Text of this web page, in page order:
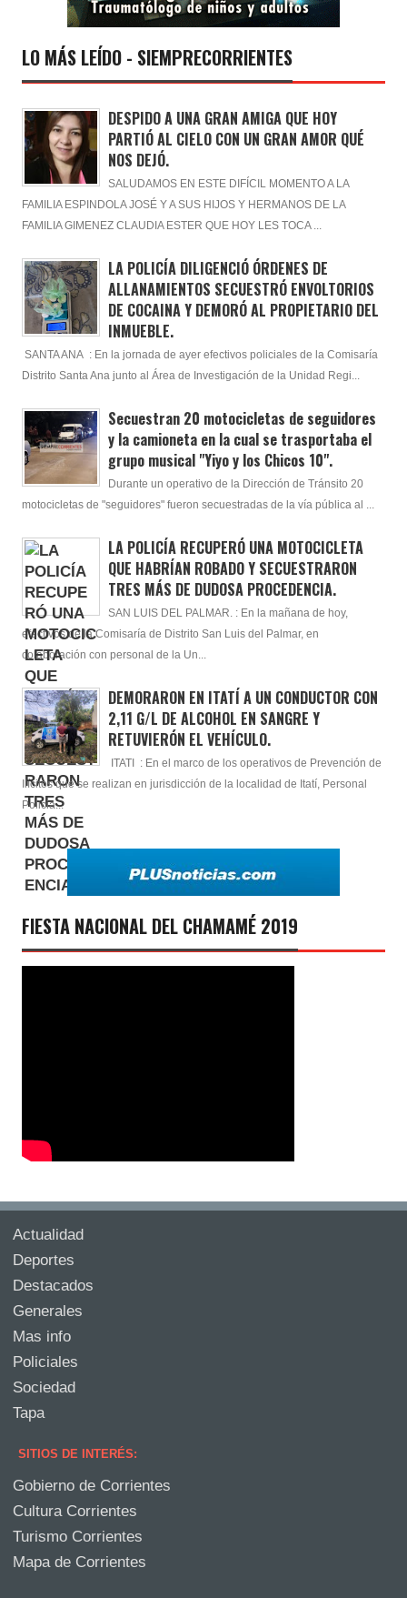
LO MÁS LEÍDO - SIEMPRECORRIENTES
DESPIDO A UNA GRAN AMIGA QUE HOY
PARTIÓ AL CIELO CON UN GRAN AMOR QUÉ
NOS DEJÓ.
SALUDAMOS EN ESTE DIFÍCIL MOMENTO A LA
FAMILIA ESPINDOLA JOSÉ Y A SUS HIJOS Y HERMANOS DE LA
FAMILIA GIMENEZ CLAUDIA ESTER QUE HOY LES TOCA ...
LA POLICÍA DILIGENCIÓ ÓRDENES DE
ALLANAMIENTOS SECUESTRÓ ENVOLTORIOS
DE COCAINA Y DEMORÓ AL PROPIETARIO DEL
INMUEBLE.
SANTA ANA : En la jornada de ayer efectivos policiales de la Comisaría
Distrito Santa Ana junto al Área de Investigación de la Unidad Regi...
Secuestran 20 motocicletas de seguidores
y la camioneta en la cual se trasportaba el
grupo musical "Yiyo y los Chicos 10".
Durante un operativo de la Dirección de Tránsito 20
motocicletas de "seguidores" fueron secuestradas de la vía pública al ...
LA POLICÍA RECUPERÓ UNA MOTOCICLETA
QUE HABRÍAN ROBADO Y SECUESTRARON
TRES MÁS DE DUDOSA PROCEDENCIA.
SAN LUIS DEL PALMAR. : En la mañana de hoy,
efectivos de la Comisaría de Distrito San Luis del Palmar, en
colaboración con personal de la Un...
DEMORARON EN ITATÍ A UN CONDUCTOR CON
2,11 G/L DE ALCOHOL EN SANGRE Y
RETUVIERÓN EL VEHÍCULO.
ITATI : En el marco de los operativos de Prevención de
Ilícitos que se realizan en jurisdicción de la localidad de Itatí, Personal
Policia...
FIESTA NACIONAL DEL CHAMAMÉ 2019
Actualidad
Deportes
Destacados
Generales
Mas info
Policiales
Sociedad
Tapa
SITIOS DE INTERÉS:
Gobierno de Corrientes
Cultura Corrientes
Turismo Corrientes
Mapa de Corrientes